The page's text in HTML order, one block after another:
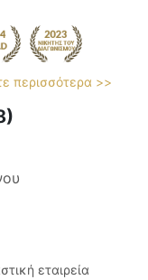
περισσότερα >>
εταιρεία